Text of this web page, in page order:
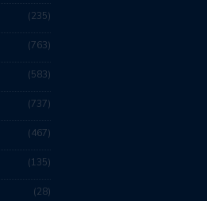
235
763
583
737
467
135
28